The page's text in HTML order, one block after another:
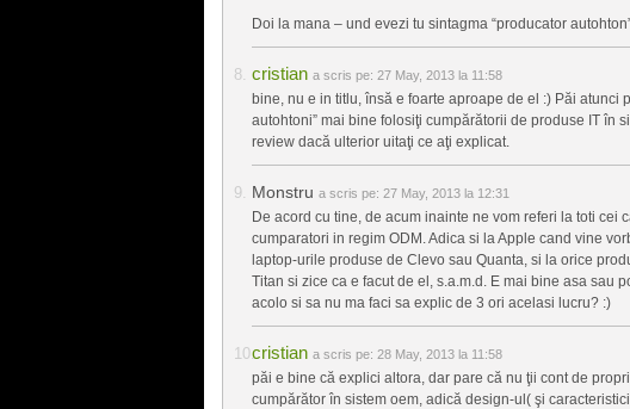
Doi la mana – und evezi tu sintagma “producator
cristian a scris pe: 27 May, 2013 la 11:58
bine, nu e in titlu, însă e foarte aproape de el :) Păi atunci
autohtoni” mai bine folosiţi cumpărătorii de produse IT în
review dacă ulterior uitaţi ce aţi explicat.
Monstru a scris pe: 27 May, 2013 la 12:31
De acord cu tine, de acum inainte ne vom referi la toti cei
cumparatori in regim ODM. Adica si la Apple cand vine
laptop-urile produse de Clevo sau Quanta, si la orice
Titan si zice ca e facut de el, s.a.m.d. E mai bine asa sau
acolo si sa nu ma faci sa explic de 3 ori acelasi lucru? :)
cristian a scris pe: 28 May, 2013 la 11:58
păi e bine că explici altora, dar pare că nu ţii cont de
cumpărător în sistem oem, adică design-ul( şi